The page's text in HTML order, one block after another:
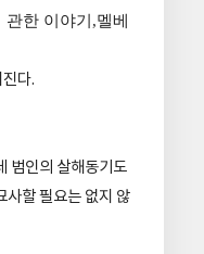
한 이야기,멜베
다.
범인의 살해동기도
사할 필요는 없지 않